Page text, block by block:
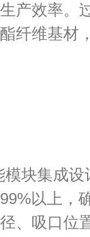
产效率。
纤维基材
块集成
以上，
、吸口位